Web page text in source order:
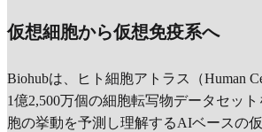
仮想細胞から仮想免疫系へ
Biohubは、ヒト細胞アトラス（Human
1億2,500万個の細胞転写物データセッ
胞の挙動を予測し理解するAIベースの